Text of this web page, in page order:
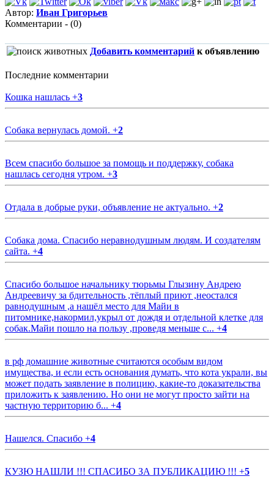
Автор: Иван Григорьев
Комментарии - (0)
Добавить комментарий к объявлению
Последние комментарии
Кошка нашлась +3
Собака вернулась домой. +2
Всем спасибо большое за помощь и поддержку, собака
нашлась сегодня утром. +3
Отдала в добрые руки, объявление не актуально. +2
Собака дома. Спасибо неравнодушным людям. И создателям
сайта. +4
Спасибо большое начальнику тюрьмы Глызину Андрею
Андреевичу за бдительность ,тёплый приют ,неостался
равнодушным ,а нашёл место для Майи в
питомнике,накормил,укрыл от дождя и отдельной клетке для
собак.Майи пошло на пользу ,проведя меньше с... +4
в рф домашние животные считаются особым видом
имущества, и если есть основания думать, что кота украли, вы
может подать заявление в полицию, какие-то доказательства
приложить к заявлению. Но они не могут просто зайти на
частную территорию б... +4
Нашелся. Спасибо +4
КУЗЮ НАШЛИ !!! СПАСИБО ЗА ПУБЛИКАЦИЮ !!! +5